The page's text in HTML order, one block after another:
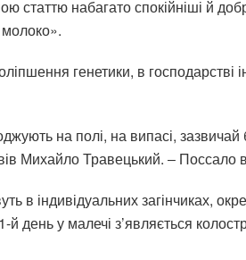
статтю набагато спокійніші й
генетики, в господарстві
на полі, на випасі, зазвичай
Михайло Травецький. ‒ Поссало
в індивідуальних загінчиках,
день у малечі з’являється